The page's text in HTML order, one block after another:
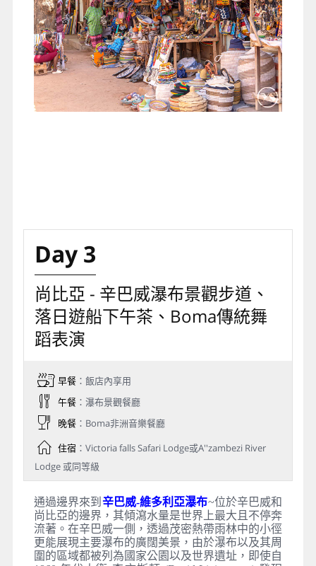
Day 3
尚比亞 - 辛巴威瀑布景觀步道、
落日遊船下午茶、Boma傳統舞
蹈表演
早餐：飯店內享用
午餐：瀑布景觀餐廳
晚餐：Boma非洲音樂餐廳
住宿：Victoria falls Safari Lodge或A''zambezi River
Lodge 或同等級
通過邊界來到 辛巴威-維多利亞瀑布~位於辛巴威和
尚比亞的邊界，其傾瀉水量是世界上最大且不停奔
流著。在辛巴威一側，透過茂密熱帶雨林中的小徑
更能展現主要瀑布的廣闊美景，由於瀑布以及其周
圍的區域都被列為國家公園以及世界遺址，即使自